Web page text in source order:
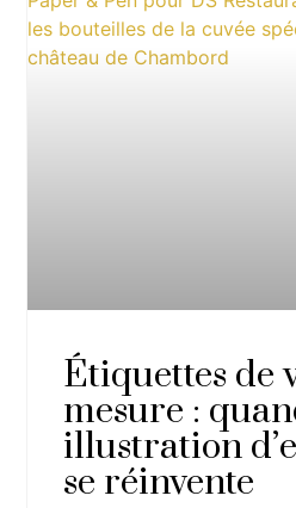
Étiquettes de
mesure :
illustration
se réinvente